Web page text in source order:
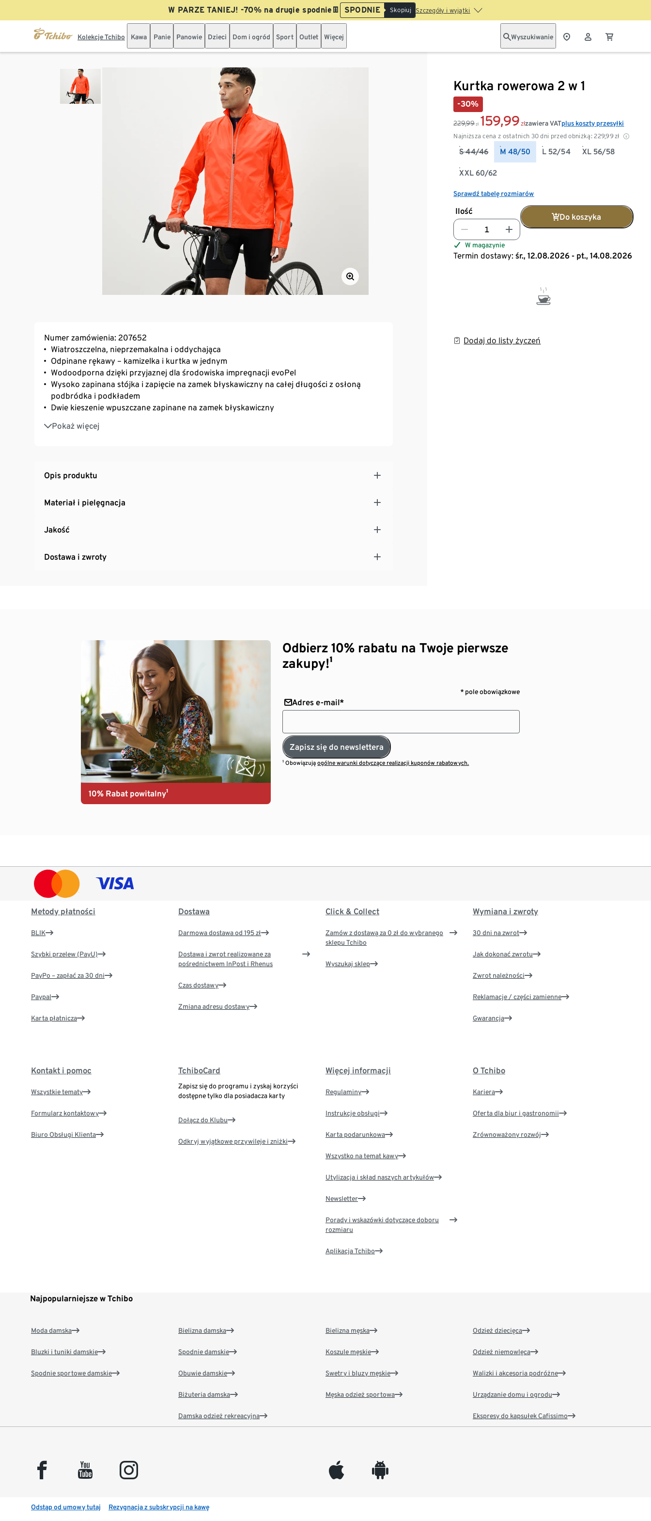
W PARZE TANIEJ! -70% na drugie spodnie👖 SPODNIE Skopiuj Szczegóły i wyjątki
Kolekcje Tchibo Kawa Panie Panowie Dzieci Dom i ogród Sport Outlet Więcej Wyszukiwanie
Kurtka rowerowa 2 w 1
-30%
229,99 zł 159,99 zł
Najniższa cena z ostatnich 30 dni przed obniżką: 229,99zł
zawiera VATplus koszty przesyłki
S 44/46 M 48/50 L 52/54 XL 56/58
XXL 60/62
Sprawdź tabelę rozmiarów
Ilość
Do koszyka
W magazynie
Termin dostawy: śr., 12.08.2026 - pt., 14.08.2026
Dodaj do listy życzeń
Numer zamówienia: 207652
Wiatroszczelna, nieprzemakalna i oddychająca
Odpinane rękawy – kamizelka i kurtka w jednym
Wodoodporna dzięki przyjaznej dla środowiska impregnacji evoPel
Wysoko zapinana stójka i zapięcie na zamek błyskawiczny na całej długości z osłoną
podbródka i podkładem
Dwie kieszenie wpuszczane zapinane na zamek błyskawiczny
Pokaż więcej
Kieszeń na plecach zapinana na zamek błyskawiczny
Odblaskowe elementy stylistyczne na końcach rękawów, w górnej części pleców oraz przy
Opis produktu
Materiał i pielęgnacja
Jakość
Dostawa i zwroty
10% Rabat powitalny¹
Odbierz 10% rabatu na Twoje pierwsze
zakupy!¹
* pole obowiązkowe
Adres e-mail*
Zapisz się do newslettera
¹ Obowiązująogólne warunki dotyczące realizacji kuponów rabatowych.
Metody płatności
BLIK
Szybki przelew (PayU)
PayPo – zapłać za 30 dni
Paypal
Karta płatnicza
Dostawa
Darmowa dostawa od 195 zł
Dostawa i zwrot realizowane za
pośrednictwem InPost i Rhenus
Czas dostawy
Zmiana adresu dostawy
Click & Collect
Zamów z dostawą za 0 zł do wybranego
sklepu Tchibo
Wyszukaj sklep
Wymiana i zwroty
30 dni na zwrot
Jak dokonać zwrotu
Zwrot należności
Reklamacje / części zamienne
Gwarancja
Kontakt i pomoc
Wszystkie tematy
Formularz kontaktowy
Biuro Obsługi Klienta
TchiboCard
Zapisz się do programu i zyskaj korzyści
dostępne tylko dla posiadacza karty
Dołącz do Klubu
Odkryj wyjątkowe przywileje i zniżki
Więcej informacji
Regulaminy
Instrukcje obsługi
Karta podarunkowa
Wszystko na temat kawy
Utylizacja i skład naszych artykułów
Newsletter
Porady i wskazówki dotyczące doboru
rozmiaru
Aplikacja Tchibo
O Tchibo
Kariera
Oferta dla biur i gastronomii
Zrównoważony rozwój
Najpopularniejsze w Tchibo
Moda damska
Bluzki i tuniki damskie
Spodnie sportowe damskie
Bielizna damska
Spodnie damskie
Obuwie damskie
Biżuteria damska
Damska odzież rekreacyjna
Bielizna męska
Koszule męskie
Swetry i bluzy męskie
Męska odzież sportowa
Odzież dziecięca
Odzież niemowlęca
Walizki i akcesoria podróżne
Urządzanie domu i ogrodu
Ekspresy do kapsułek Cafissimo
facebook youtube instagram appleinc android
Odstąp od umowy tutaj Rezygnacja z subskrypcji na kawę